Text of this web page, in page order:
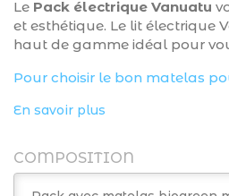
Le Pack électrique Vanuatu
et esthétique. Le lit électrique
haut de gamme idéal pour
Pour choisir le bon matelas
En savoir plus
COMPOSITION